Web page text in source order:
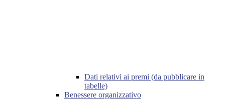
Dati relativi ai premi (da pubblicare in
tabelle)
Benessere organizzativo